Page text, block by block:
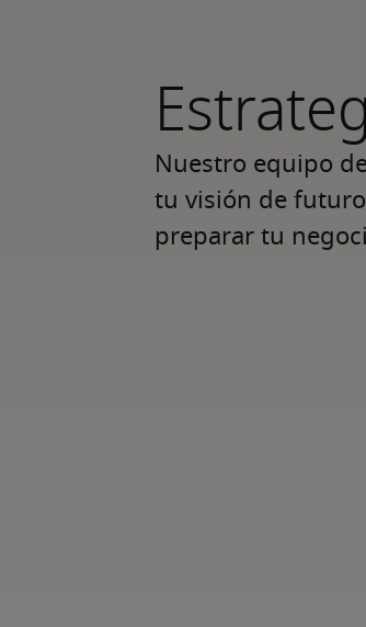
Nuestro equipo
tu visión de
preparar tu